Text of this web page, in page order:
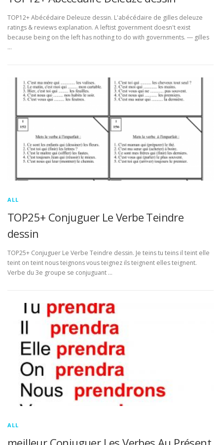
TOP12+ Abécédaire Deleuze dessin. L'abécédaire de gilles deleuze
ratings & reviews explanation. A leftist government doesn't exist
because being on the left has nothing to do with governments. ― gilles
…
ALL
TOP25+ Conjuguer Le Verbe Teindre
dessin
TOP25+ Conjuguer Le Verbe Teindre dessin. Je teins tu teins il teint elle
teint on teint nous teignons vous teignez ils teignent elles teignent.
Verbe du 3e groupe se conjuguant …
ALL